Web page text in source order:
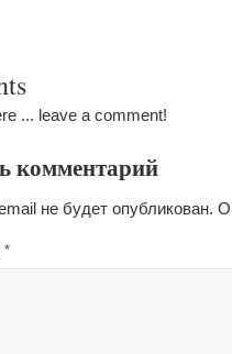
... leave a comment!
комментарий
не будет опубликован.
*